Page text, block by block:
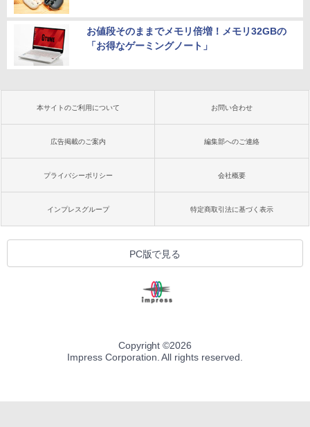
お値段そのままでメモリ倍増！メモリ32GBの
「お得なゲーミングノート」
本サイトのご利用について お問い合わせ
広告掲載のご案内 編集部へのご連絡
プライバシーポリシー 会社概要
インプレスグループ 特定商取引法に基づく表示
PC版で見る
Copyright ©2026
Impress Corporation. All rights reserved.